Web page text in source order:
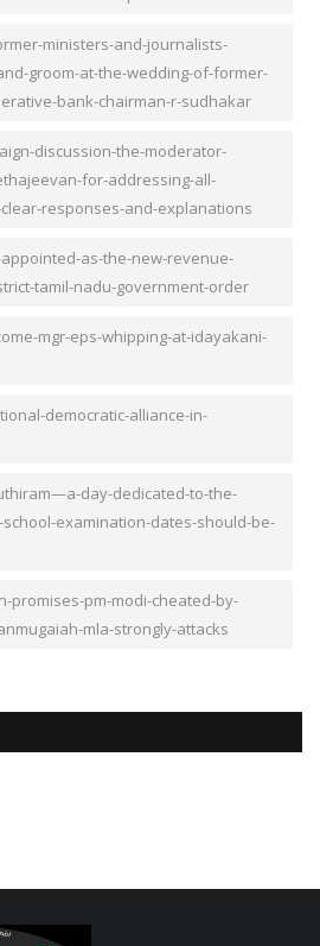
ministers-and-journalists-
groom-at-the-wedding-of-former-
bank-chairman-r-sudhakar
discussion-the-moderator-
for-addressing-all-
responses-and-explanations
as-the-new-revenue-
tamil-nadu-government-order
mgr-eps-whipping-at-idayakani-
democratic-alliance-in-
day-dedicated-to-the-
examination-dates-should-be-
promises-pm-modi-cheated-by-
mla-strongly-attacks